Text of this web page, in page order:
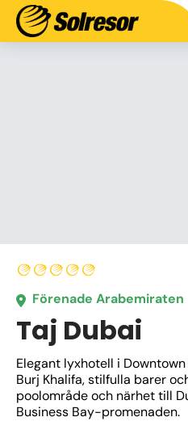
Förenade Arabemiraten
Taj Dubai
Elegant lyxhotell i
Burj Khalifa, stilfulla barer
poolområde och närhet till
Business Bay-promenaden.